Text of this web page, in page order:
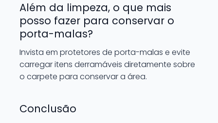
Além da limpeza, o que mais
posso fazer para conservar o
porta-malas?
Invista em protetores de porta-malas e evite
carregar itens derramáveis diretamente sobre
o carpete para conservar a área.
Conclusão